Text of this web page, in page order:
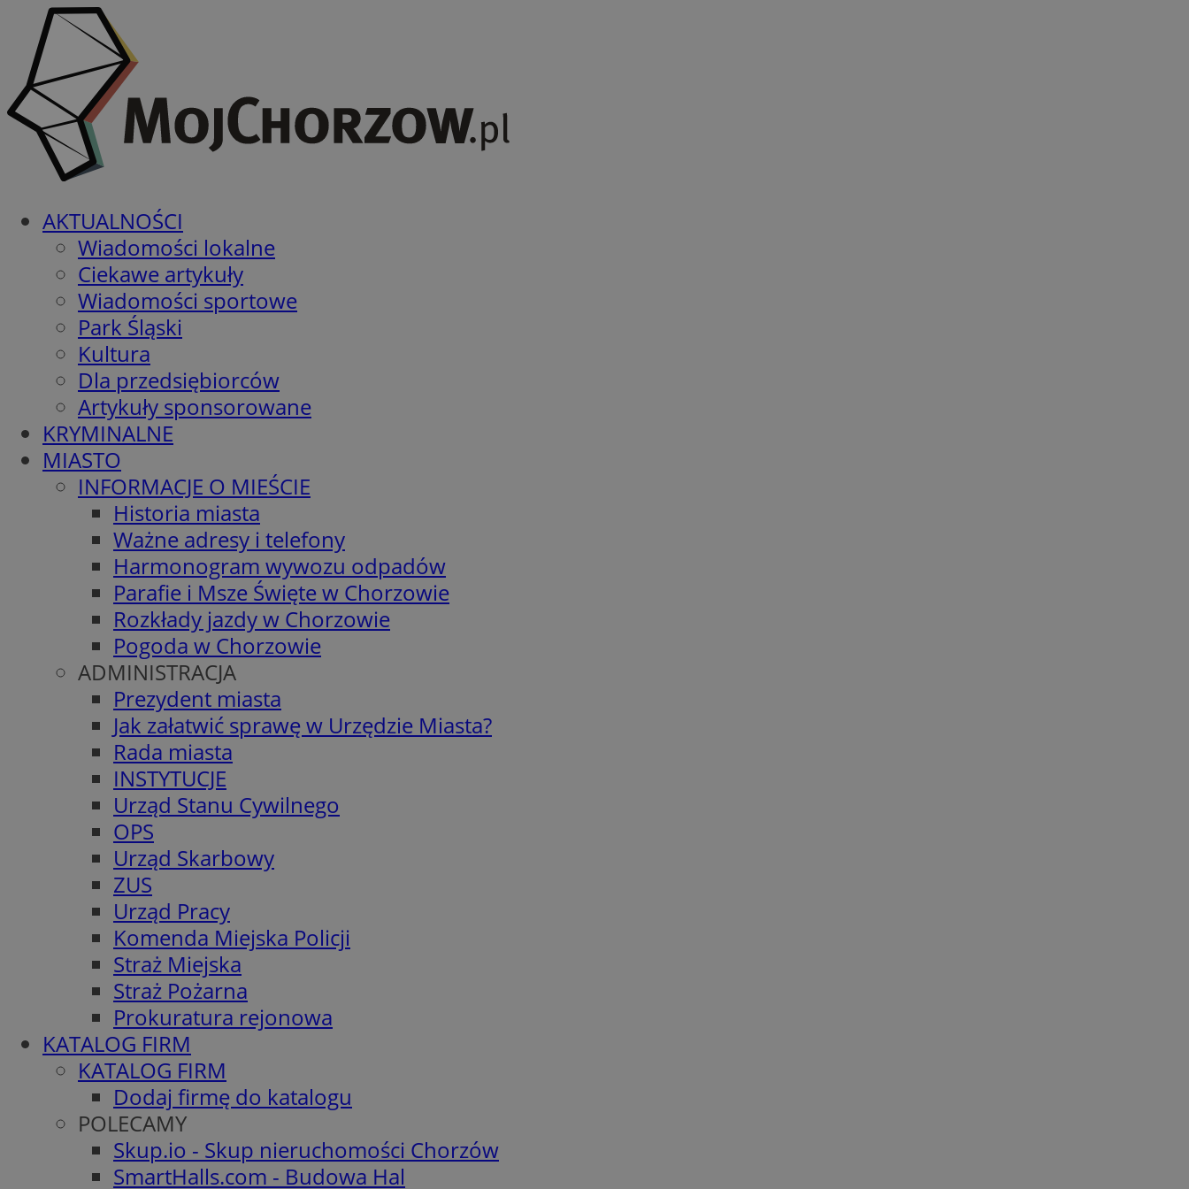
AKTUALNOŚCI
Wiadomości lokalne
Ciekawe artykuły
Wiadomości sportowe
Park Śląski
Kultura
Dla przedsiębiorców
Artykuły sponsorowane
KRYMINALNE
MIASTO
INFORMACJE O MIEŚCIE
Historia miasta
Ważne adresy i telefony
Harmonogram wywozu odpadów
Parafie i Msze Święte w Chorzowie
Rozkłady jazdy w Chorzowie
Pogoda w Chorzowie
ADMINISTRACJA
Prezydent miasta
Jak załatwić sprawę w Urzędzie Miasta?
Rada miasta
INSTYTUCJE
Urząd Stanu Cywilnego
OPS
Urząd Skarbowy
ZUS
Urząd Pracy
Komenda Miejska Policji
Straż Miejska
Straż Pożarna
Prokuratura rejonowa
KATALOG FIRM
KATALOG FIRM
Dodaj firmę do katalogu
POLECAMY
Skup.io - Skup nieruchomości Chorzów
SmartHalls.com - Budowa Hal